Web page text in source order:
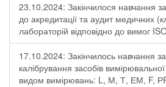
23.10.2024: Закінчилося навчання
до акредитації та аудит медичних
лабораторій відповідно до вимог
17.10.2024: Закінчилось навчання
калібрування засобів
видом вимірювань: L, М, Т, ЕМ, F,